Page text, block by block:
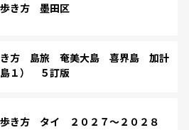
き方 墨田区
き方 島旅 奄美大島 喜界島 加計
１） ５訂版
き方 タイ ２０２７～２０２８